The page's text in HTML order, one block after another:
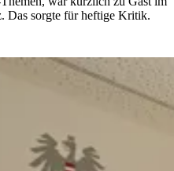
Das sorgte für heftige Kritik.